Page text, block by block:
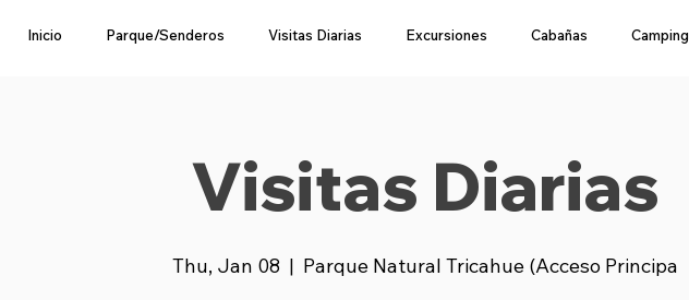
Inicio Parque/Senderos Visitas Diarias Excursiones Cabañas Camping
Visitas Diarias
Thu, Jan 08
  |
Parque Natural Tricahue (Acceso Principa